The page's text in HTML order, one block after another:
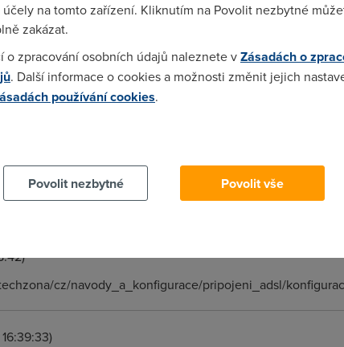
navody_a_ovladace_pro_adsl_sluzby/st510v4_2.php
http://www.cz.o2.com/techzona/cz/navody_a_konfigurace/
cz/navody_a_konfigurace/pripojeni_adsl/
na tomto zařízení. Kliknutím na Povolit nezbytné
zakázat.
o zpracování osobních údajů naleznete vZásadách o
. Další informace o cookies a možnosti změnit jejich
používání cookies.
Povolit nezbytné
Povolit vše